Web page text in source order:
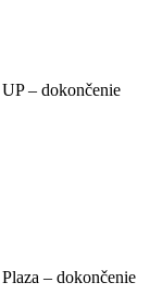
UP – dokončenie
Plaza – dokončenie